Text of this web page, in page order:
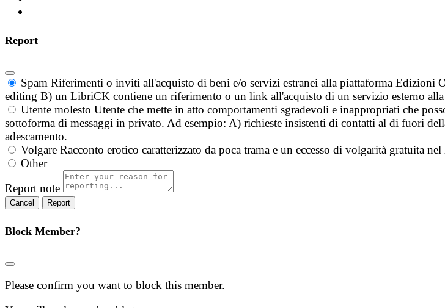
Report
Spam Riferimenti o inviti all'acquisto di beni e/o servizi estranei alla piattaforma Edizioni
editing B) un LibriCK contiene un riferimento o un link all'acquisto di un servizio esterno
Utente molesto Utente che mette in atto comportamenti sgradevoli e inappropriati che
sottoforma di messaggi in privato. Ad esempio: A) richieste insistenti di contatti al di fuori
adescamento.
Volgare Racconto erotico caratterizzato da poca trama e un eccesso di volgarità gratuita
Other
Report note
Report
Block Member?
Please confirm you want to block this member.